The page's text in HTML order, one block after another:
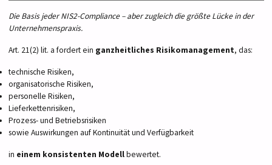
Die Basis jeder NIS2-Compliance – aber zugleich die größte Lücke in der
Unternehmenspraxis.
Art. 21(2) lit. a fordert ein ganzheitliches Risikomanagement, das:
technische Risiken,
organisatorische Risiken,
personelle Risiken,
Lieferkettenrisiken,
Prozess- und Betriebsrisiken
sowie Auswirkungen auf Kontinuität und Verfügbarkeit
in einem konsistenten Modellbewertet.